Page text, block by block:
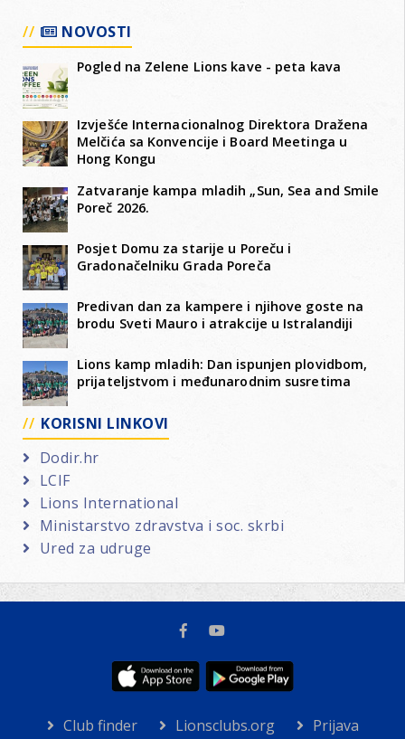
NOVOSTI
Pogled na Zelene Lions kave - peta kava
Izvješće Internacionalnog Direktora Dražena
Melčića sa Konvencije i Board Meetinga u
Hong Kongu
Zatvaranje kampa mladih „Sun, Sea and Smile
Poreč 2026.
Posjet Domu za starije u Poreču i
Gradonačelniku Grada Poreča
Predivan dan za kampere i njihove goste na
brodu Sveti Mauro i atrakcije u Istralandiji
Lions kamp mladih: Dan ispunjen plovidbom,
prijateljstvom i međunarodnim susretima
KORISNI LINKOVI
Dodir.hr
LCIF
Lions International
Ministarstvo zdravstva i soc. skrbi
Ured za udruge
Club finder Lionsclubs.org Prijava